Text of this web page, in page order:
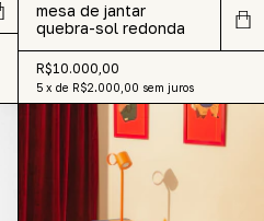
mesa de jantar
quebra-sol redonda
R$10.000,00
5 x de R$2.000,00 sem juros